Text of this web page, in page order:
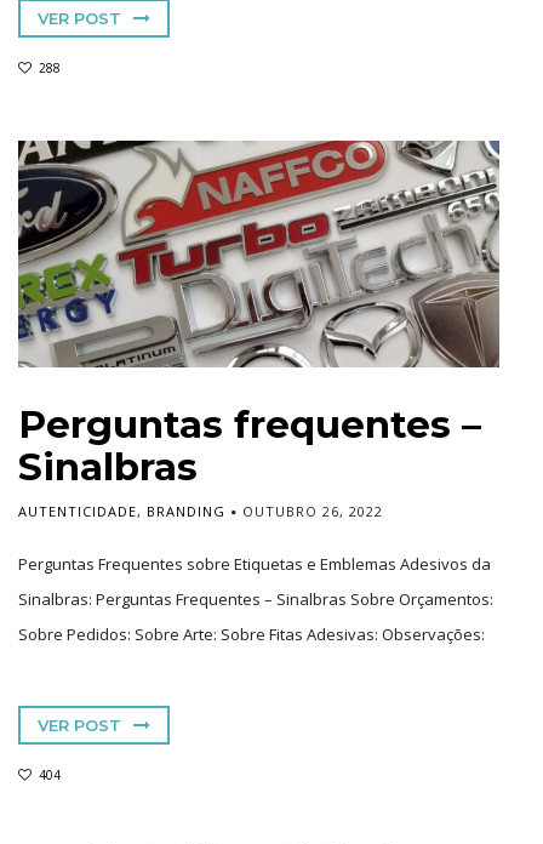
VER POST
288
Perguntas frequentes –
Sinalbras
AUTENTICIDADE, BRANDING OUTUBRO 26, 2022
Perguntas Frequentes sobre Etiquetas e Emblemas Adesivos da
Sinalbras: Perguntas Frequentes – Sinalbras Sobre Orçamentos:
Sobre Pedidos: Sobre Arte: Sobre Fitas Adesivas: Observações:
VER POST
404